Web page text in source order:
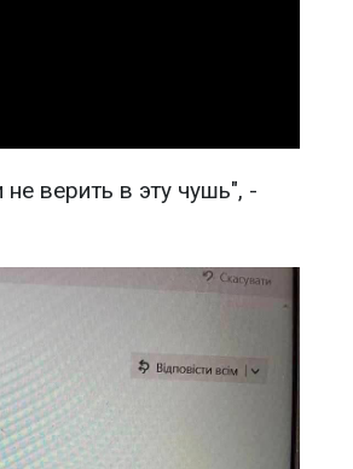
верить в эту чушь", -